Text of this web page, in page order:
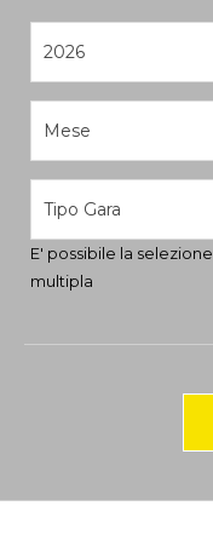
2026
Mese
Tipo Gara
E' possibile la selezione
multipla